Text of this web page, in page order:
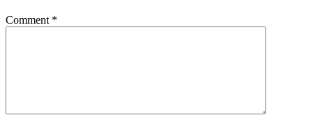
Comment *